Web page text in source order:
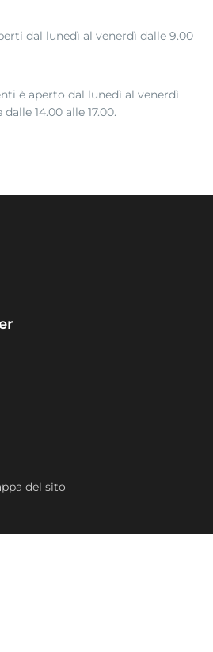
dal lunedì al venerdì dalle 9.00
è aperto dal lunedì al venerdì
14.00 alle 17.00.
del sito